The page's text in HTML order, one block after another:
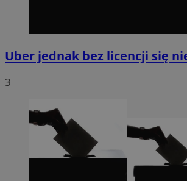
Uber jednak bez licencji się
3